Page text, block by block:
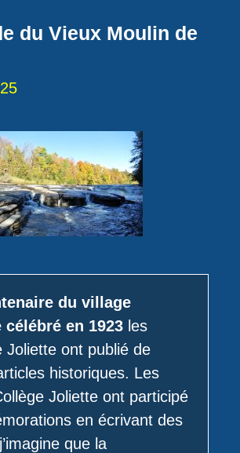
du Vieux Moulin de
du village
célébré en 1923 les
Joliette ont publié de
historiques. Les
Joliette ont participé
en écrivant des
que la